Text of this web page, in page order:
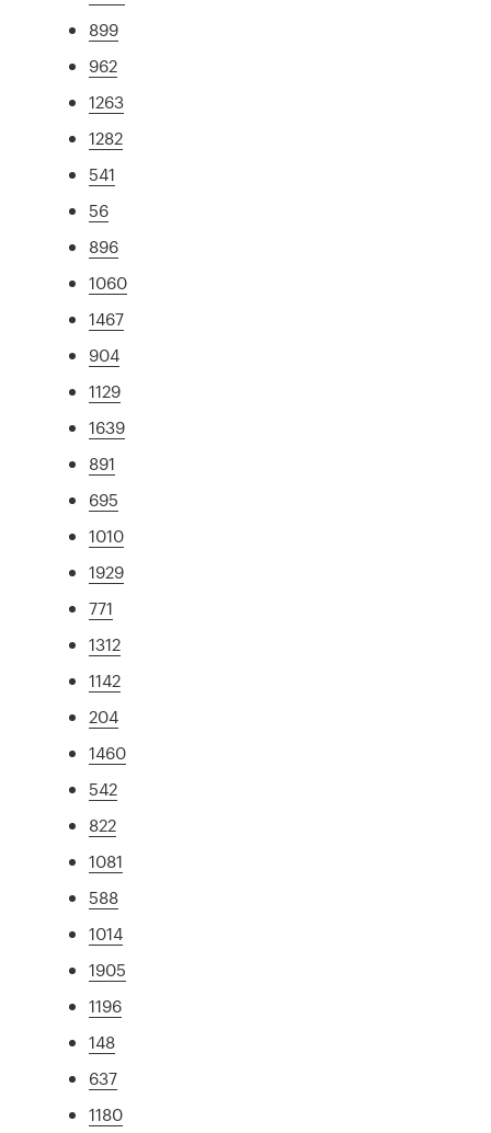
899
962
1263
1282
541
56
896
1060
1467
904
1129
1639
891
695
1010
1929
771
1312
1142
204
1460
542
822
1081
588
1014
1905
1196
148
637
1180